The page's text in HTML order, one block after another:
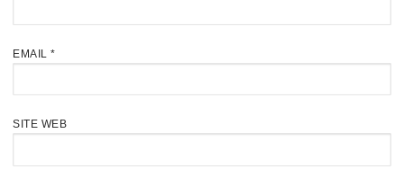
EMAIL *
SITE WEB